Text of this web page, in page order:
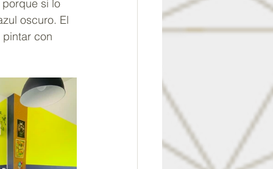
si lo
oscuro. El
con